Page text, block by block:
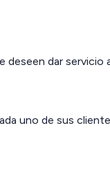
dar servicio
uno de sus